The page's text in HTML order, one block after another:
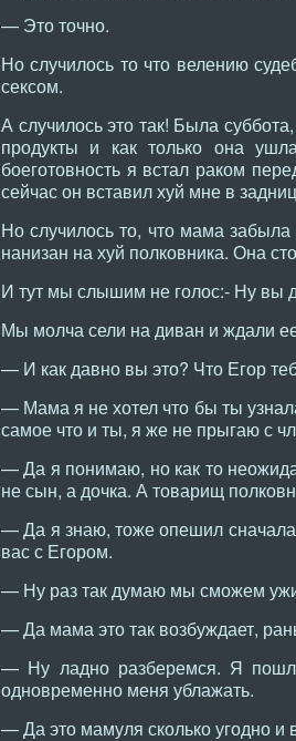
— Это точно.
Но случилось то что велению
сексом.
А случилось это так! Была
продукты и как только она
боеготовность я встал раком
сейчас он вставил хуй мне в
Но случилось то, что мама
нанизан на хуй полковника. Она
И тут мы слышим не голос:- Ну вы
Мы молча сели на диван и ждали
— И как давно вы это? Что Егор
— Мама я не хотел что бы ты
самое что и ты, я же не прыгаю с
— Да я понимаю, но как то
не сын, а дочка. А товарищ
— Да я знаю, тоже опешил сначала
вас с Егором.
— Ну раз так думаю мы сможем
— Да мама это так возбуждает,
— Ну ладно разберемся. Я
одновременно меня ублажать.
— Да это мамуля сколько угодно и